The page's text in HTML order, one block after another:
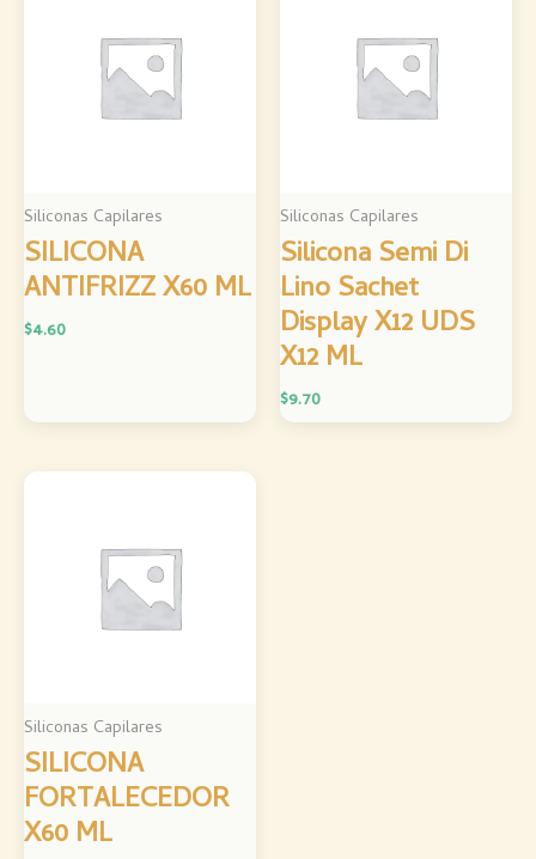
Siliconas Capilares
SILICONA
ANTIFRIZZ X60 ML
$4.60
Siliconas Capilares
Silicona Semi Di
Lino Sachet
Display X12 UDS
X12 ML
$9.70
Siliconas Capilares
SILICONA
FORTALECEDOR
X60 ML